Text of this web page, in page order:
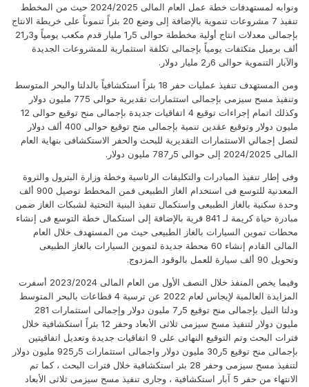
ونوابه لمستهدفات خطة عمل العام المالى 2024/2025 حيث من المخطط
تنفيذ 7 مشروعات تنموية بالإضافة إلى وضع 20 بئراً تنموىاً على خريطة الانتاج
بإجمالى معدلات انتاج أولية مخططة حوالى 5ر1 مليار قدم مكعب يومياً و3ر21
ألف برميل متكثفات يومياً بإجمالى تكلفة استثمارية للمشروعات الجديدة
والآبار التنموية حوالى 6ر2 مليار دولار.
ومن المستهدف تنفيذ عمليات حفر 18 بئراً استكشافياً بالدلتا والبحر المتوسط
وتنفيذ مسح سيزمى بإجمالى استثمارات تقديرية حوالى 775 مليون دولار
وكذلك اتمام إجراءات توقيع 4 اتفاقيات جديدة بإجمالى منح توقيع حوالى 12
مليون دولار وتوقيع عقدين تنمية بإجمالى منح توقيع حوالى 400 ألف دولار
لتصل إجمالي الاستثمارات التقديرية للبحث والحفر الاستكشافى بنهاية العام
المالى 2024/2025 إلى حوالى 5ر787 مليون دولار.
وفى إطار تنفيذ المبادرات والتكليفات الرئاسية وخطة وزارة البترول والثروة
المعدنية للتوسع فى استخدام الغاز الطبيعى فمن المخطط توصيل 900 ألف
وحدة سكنية بالغاز الطبيعى واستكمال تنفيذ البنية التحتية لشبكات الغاز ضمن
مبادرة حياة كريمة لـ 841 قرية بالإضافة إلى استكمال خطة التوسع فى إنشاء
محطات تموين السيارات بالغاز الطبيعى حيث من المستهدف خلال العام
المالى القادم إنشاء 60 محطة جديدة لتموين السيارات بالغاز الطبيعى
وتحويل 90 ألف سيارة للعمل بالوقود المزدوج.
وفيما يخص المنفذ خلال النصف الأول من العام المالى 2023/2024 أسفرت
المزايدة العالمية لإيجاس لعام 2022 عن ترسية 4 قطاعات بالبحر المتوسط
ودلتا النيل بإجمالى منح توقيع 5ر7 مليون دولار وإجمالى استثمارات 281
مليون دولار لتنفيذ مسح سيزمى ثلاثى الأبعاد وحفر 12 بئراً استكشافية خلال
فترات البحث وتم التوقيع النهائى على 9 اتفاقيات جديدة وتعديل اتفاقيتين
بإجمالى منح توقيع 5ر30 مليون دولار واجمالى استثمارات 5ر925 مليون دولار
لتنفيذ مسح سيزمى وحفر 28 بئر استكشافية خلال فترات البحث ، كما تم
الانتهاء من حفر 5 آبار استكشافية ، وجارى تنفيذ مسح سيزمى ثلاثى الأبعاد